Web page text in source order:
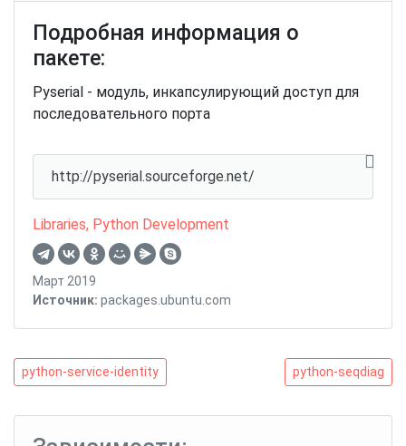
Подробная информация о
пакете:
Pyserial - модуль, инкапсулирующий доступ для
последовательного порта
http://pyserial.sourceforge.net/
Libraries, Python Development
Март 2019
Источник: packages.ubuntu.com
Навигация
записям
python-
service-
identity
python-service-identity
python-
seqdiag
python-seqdiag